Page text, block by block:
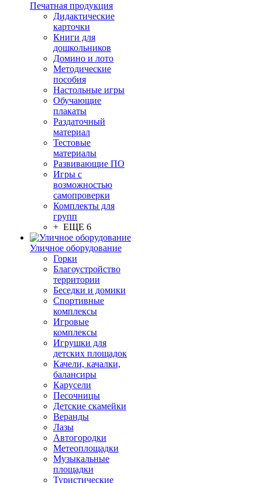
Печатная продукция
Дидактические
карточки
Книги для
дошкольников
Домино и лото
Методические
пособия
Настольные игры
Обучающие
плакаты
Раздаточный
материал
Тестовые
материалы
Развивающие ПО
Игры с
возможностью
самопроверки
Комплекты для
групп
+ ЕЩЕ 6
Уличное оборудование
Горки
Благоустройство
территории
Беседки и домики
Спортивные
комплексы
Игровые
комплексы
Игрушки для
детских площадок
Качели, качалки,
балансиры
Карусели
Песочницы
Детские скамейки
Веранды
Лазы
Автогородки
Метеоплощадки
Музыкальные
площадки
Туристические